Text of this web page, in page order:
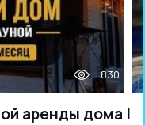
аренды дома |
830